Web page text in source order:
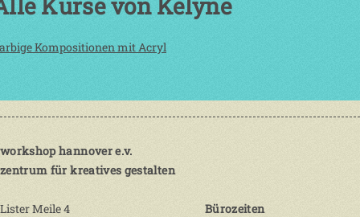
Kompositionen mit Acryl
workshop hannover e.v.
zentrum für kreatives gestalten
Lister Meile 4
Bürozeiten